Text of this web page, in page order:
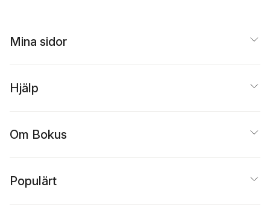
Mina sidor
Hjälp
Om Bokus
Populärt